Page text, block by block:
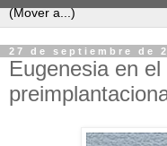
27 de septiembre de
Eugenesia en